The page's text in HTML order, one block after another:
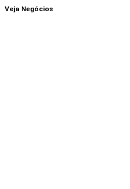
Veja Negócios